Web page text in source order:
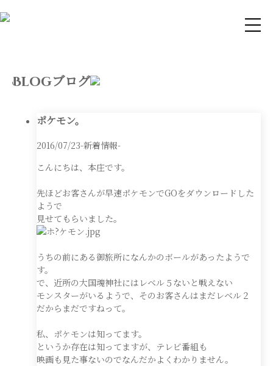
Blogブログ
ポケモン。
2016/07/23-新着情報-
こんにちは、本庄です。
先ほどお客さんが早速ポケモンでGOをダウンロードした
ようで
見せてもらいました。
うちの前にある御旅所になんかのボールがあったようで
す。
で、近所の大国魂神社にはレベル５ないと戦えない
モンスターがいるようで、そのお客さんはまだレベル２
だからまだですねって。
私、ポケモンは知ってます。
というか存在は知ってますが、テレビ番組も
映画も見た事ないのでなんだかよくわかりません。